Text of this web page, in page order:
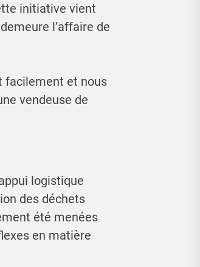
initiative vient
l’affaire de
facilement et nous
vendeuse de
logistique
des déchets
été menées
en matière